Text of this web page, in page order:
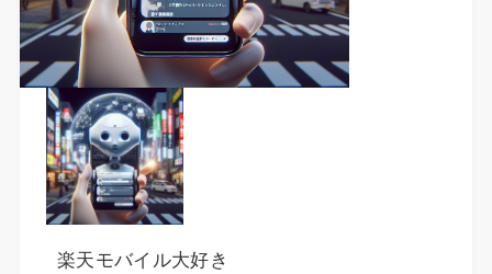
楽天モバイル大好き